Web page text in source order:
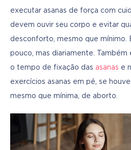
executar asanas de força com
devem ouvir seu corpo e evitar
desconforto, mesmo que mínimo.
pouco, mas diariamente.
o tempo de fixação das asanas e
exercícios asanas em pé, se
mesmo que mínima, de aborto.